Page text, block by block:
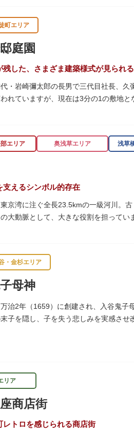
町エリア
庭園
残した、さまざま建築様式が見られ
・岩崎彌太郎の長男で三代目社長、
れていますが、現在は3分の1の敷地
家として知られるジョサイア・コン
います。
は非常に珍しいスイスの山小屋風の撞
】
ま建築様式が見られるとあって見ご
」をもつ近代庭園の初期の形を残して
エリア 奥浅草エリア 浅草
支えるシンボル的存在
京湾に注ぐ全長23.5kmの一級河川。
大動脈として、大きな役割を担ってい
「隅田川テラス」と呼ばれる遊歩道も
は、オープンカフェでほっと一息つく
る橋々も、それぞれ特徴的な形をし
・金杉エリア
母神
治2年（1659）に創建され、入谷鬼子
子を隠し、子を失う悲しみを実感さ
リア
商店街
レトロを感じられる商店街